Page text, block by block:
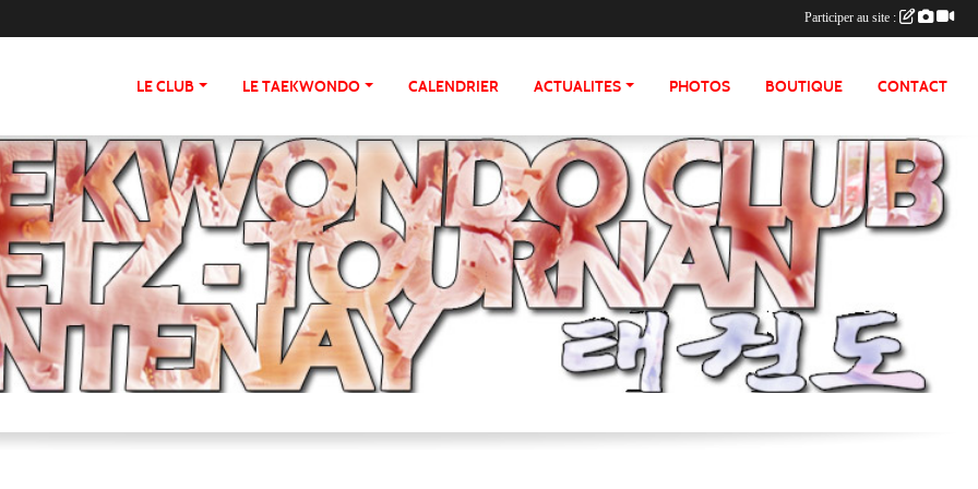
LE CLUB LE TAEKWONDO CALENDRIER ACTUALITES PHOTOS BOUTIQUE CONTACT
Participer au site :